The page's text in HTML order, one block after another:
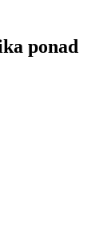
ponad